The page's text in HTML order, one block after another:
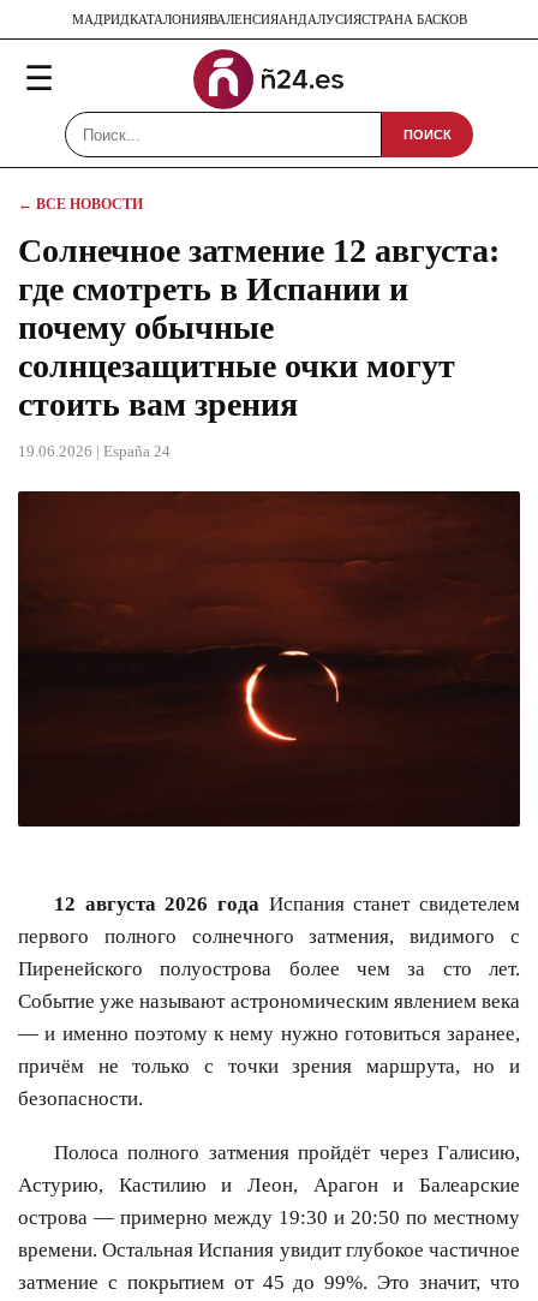
МАДРИДКАТАЛОНИЯВАЛЕНСИЯАНДАЛУСИЯСТРАНА БАСКОВ
☰
ПОИСК
← ВСЕ НОВОСТИ
Солнечное затмение 12 августа:
где смотреть в Испании и
почему обычные
солнцезащитные очки могут
стоить вам зрения
19.06.2026 | España 24
12 августа 2026 года Испания станет свидетелем
первого полного солнечного затмения, видимого с
Пиренейского полуострова более чем за сто лет.
Событие уже называют астрономическим явлением века
— и именно поэтому к нему нужно готовиться заранее,
причём не только с точки зрения маршрута, но и
безопасности.
Полоса полного затмения пройдёт через Галисию,
Астурию, Кастилию и Леон, Арагон и Балеарские
острова — примерно между 19:30 и 20:50 по местному
времени. Остальная Испания увидит глубокое частичное
затмение с покрытием от 45 до 99%. Это значит, что